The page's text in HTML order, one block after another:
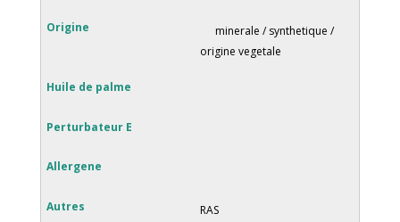
minerale / synthetique /
origine vegetale
RAS